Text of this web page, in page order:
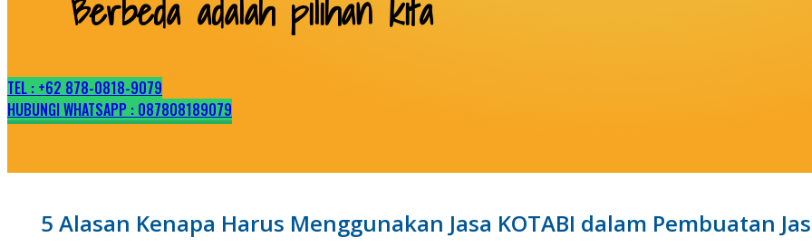
TEL : +62 878-0818-9079
HUBUNGI WHATSAPP : 087808189079
5 Alasan Kenapa Harus Menggunakan Jasa KOTABI dalam Pembuatan